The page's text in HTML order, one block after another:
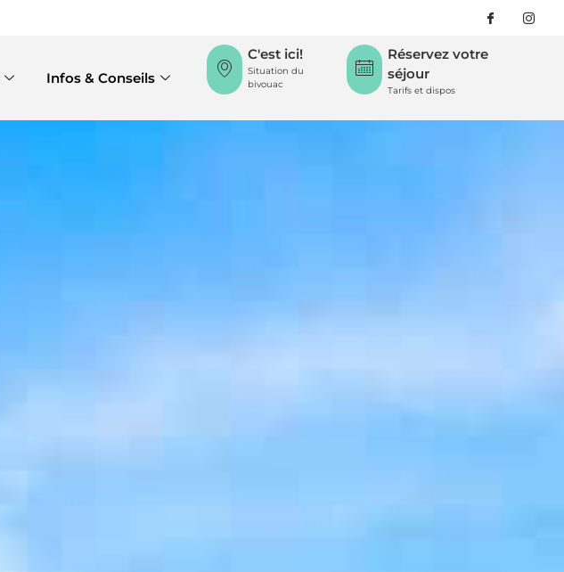
Infos & Conseils
C'est ici!
Situation du
bivouac
Réservez votre
séjour
Tarifs et dispos